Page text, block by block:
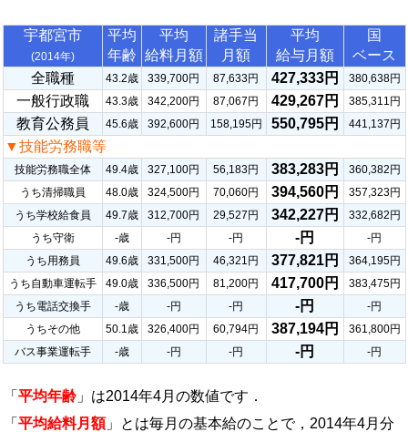
宇都宮市
(2014年)
平均
年齢
平均
給料月額
諸手当
月額
平均
給与月額
国
ベース
全職種
43.2歳 339,700円 87,633円 427,333円 380,638円
一般行政職 43.3歳 342,200円 87,067円 429,267円 385,311円
教育公務員 45.6歳 392,600円 158,195円 550,795円 441,137円
▼技能労務職等
技能労務職全体 49.4歳 327,100円 56,183円 383,283円
360,382円
うち清掃職員
48.0歳 324,500円 70,060円 394,560円
357,323円
うち学校給食員
49.7歳 312,700円 29,527円 342,227円
332,682円
うち守衛
-歳 -円 -円 -円
-円
うち用務員
49.6歳 331,500円 46,321円 377,821円
364,195円
うち自動車運転手
49.0歳 336,500円 81,200円 417,700円
383,475円
うち電話交換手
-歳 -円 -円 -円
-円
うちその他
50.1歳 326,400円 60,794円 387,194円
361,800円
バス事業運転手
-歳 -円 -円 -円 -円
「 平均年齢 」は2014年4月の数値です．
「 平均給料月額」とは毎月の基本給のことで，2014年4月分